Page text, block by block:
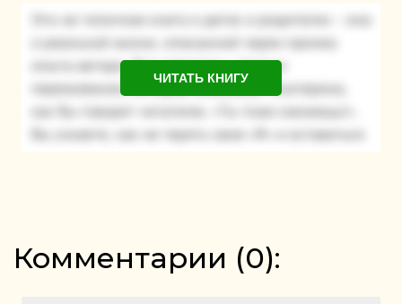
ЧИТАТЬ КНИГУ
Комментарии (0):